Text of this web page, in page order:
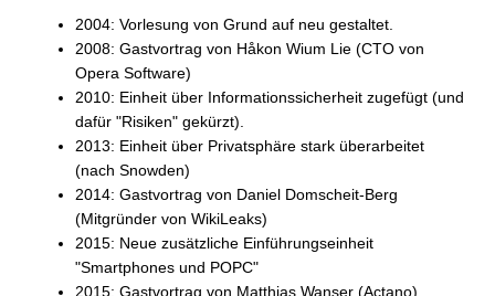
2004: Vorlesung von Grund auf neu gestaltet.
2008: Gastvortrag von Håkon Wium Lie (CTO von
Opera Software)
2010: Einheit über Informationssicherheit zugefügt (und
dafür "Risiken" gekürzt).
2013: Einheit über Privatsphäre stark überarbeitet
(nach Snowden)
2014: Gastvortrag von Daniel Domscheit-Berg
(Mitgründer von WikiLeaks)
2015: Neue zusätzliche Einführungseinheit
"Smartphones und POPC"
2015: Gastvortrag von Matthias Wanser (Actano)